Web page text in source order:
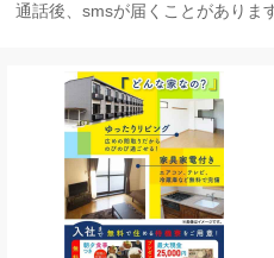
通話後、smsが届くことがありま